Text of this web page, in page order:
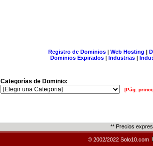
Registro de Dominios| Web Hosting |
Dominios Expirados | Industrias |
Categorías de Dominio:
[Pág.
** Precios
© 2002/2022 Solo10.com